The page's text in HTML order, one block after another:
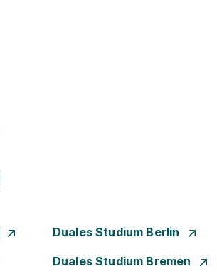
Duales Studium Berlin
Duales Studium Bremen